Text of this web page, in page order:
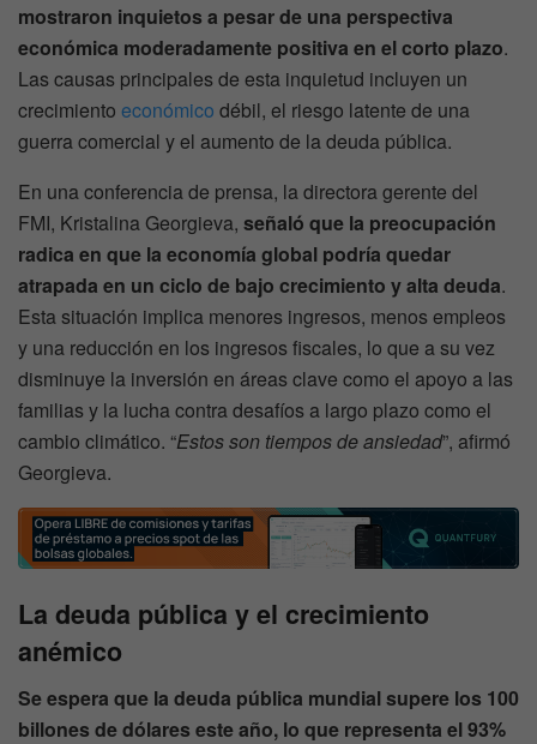
mostraron inquietos a pesar de una perspectiva
económica moderadamente positiva en el corto plazo.
Las causas principales de esta inquietud incluyen un
crecimiento económico débil, el riesgo latente de una
guerra comercial y el aumento de la deuda pública.
En una conferencia de prensa, la directora gerente del
FMI, Kristalina Georgieva, señaló que la preocupación
radica en que la economía global podría quedar
atrapada en un ciclo de bajo crecimiento y alta deuda.
Esta situación implica menores ingresos, menos empleos
y una reducción en los ingresos fiscales, lo que a su vez
disminuye la inversión en áreas clave como el apoyo a las
familias y la lucha contra desafíos a largo plazo como el
cambio climático. “Estos son tiempos de ansiedad”, afirmó
Georgieva.
La deuda pública y el crecimiento
anémico
Se espera que la deuda pública mundial supere los 100
billones de dólares este año, lo que representa el 93%